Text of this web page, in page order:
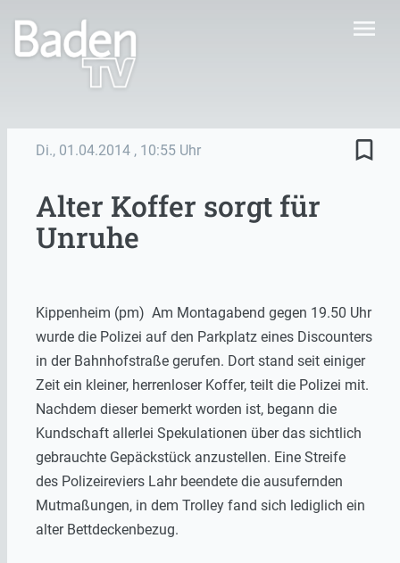
menu
Di., 01.04.2014 , 10:55 Uhr bookmark_border
Alter Koffer sorgt für
Unruhe
Kippenheim (pm) Am Montagabend gegen 19.50 Uhr
wurde die Polizei auf den Parkplatz eines Discounters
in der Bahnhofstraße gerufen. Dort stand seit einiger
Zeit ein kleiner, herrenloser Koffer, teilt die Polizei mit.
Nachdem dieser bemerkt worden ist, begann die
Kundschaft allerlei Spekulationen über das sichtlich
gebrauchte Gepäckstück anzustellen. Eine Streife
des Polizeireviers Lahr beendete die ausufernden
Mutmaßungen, in dem Trolley fand sich lediglich ein
alter Bettdeckenbezug.